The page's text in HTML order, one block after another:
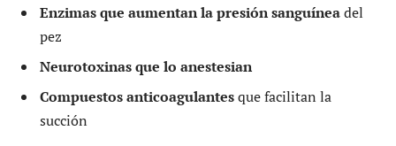
Enzimas que aumentan la presión sanguíneadel
pez
Neurotoxinas que lo anestesian
Compuestos anticoagulantesque facilitan la
succión